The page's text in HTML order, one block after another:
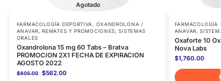
Agotado
FARMACOLOGÍA DEPORTIVA , OXANDROLONA /
ANAVAR,REMATES Y PROMOCIONES,SISTEMAS
ORALES
Oxandrolona 15 mg 60 Tabs – Bratva
PROMOCION 2X1 FECHA DE EXPIRACION
AGOSTO 2022
$605.00 $562.00
FARMACOLOGÍA
ANAVAR,
Oxaforte 10
Nova Labs
$1,760.00